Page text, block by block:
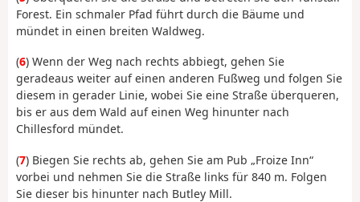
Forest. Ein schmaler Pfad führt durch die Bäume und
mündet in einen breiten Waldweg.
(6) Wenn der Weg nach rechts abbiegt, gehen Sie
geradeaus weiter auf einen anderen Fußweg und folgen Sie
diesem in gerader Linie, wobei Sie eine Straße überqueren,
bis er aus dem Wald auf einen Weg hinunter nach
Chillesford mündet.
(7) Biegen Sie rechts ab, gehen Sie am Pub „Froize Inn“
vorbei und nehmen Sie die Straße links für 840 m. Folgen
Sie dieser bis hinunter nach Butley Mill.